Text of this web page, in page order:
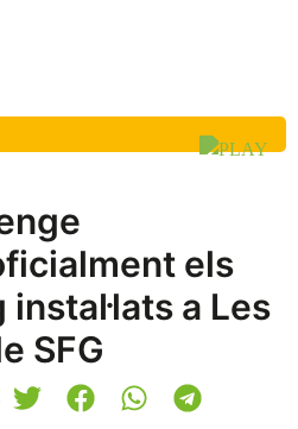
els
instal·lats a Les
SFG